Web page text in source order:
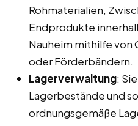
Rohmaterialien,
Endprodukte
Nauheim mithilfe von
oder Förderbändern.
Lagerverwaltung:
Lagerbestände und
ordnungsgemäße